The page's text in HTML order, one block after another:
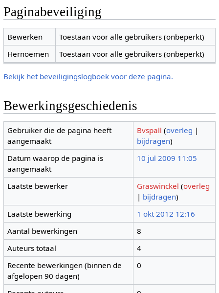
Paginabeveiliging
Bewerken
Toestaan voor alle gebruikers (onbeperkt)
Hernoemen
Toestaan voor alle gebruikers (onbeperkt)
Bekijk het beveiligingslogboek voor deze pagina.
Bewerkingsgeschiedenis
Gebruiker die de pagina heeft
aangemaakt
Bvspall (overleg |
bijdragen)
Datum waarop de pagina is
aangemaakt
10 jul 2009 11:05
Laatste bewerker Graswinckel (overleg
| bijdragen)
Laatste bewerking
1 okt 2012 12:16
Aantal bewerkingen
8
Auteurs totaal
4
Recente bewerkingen (binnen de
afgelopen 90 dagen)
0